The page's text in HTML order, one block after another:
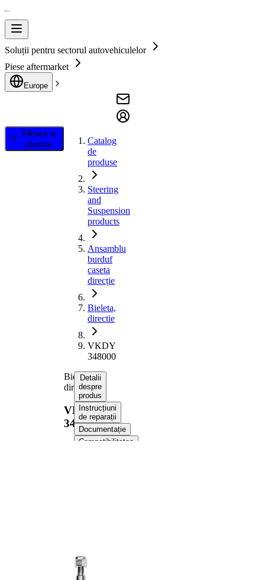
Soluții pentru sectorul autovehiculelor
Piese aftermarket
Europe
Filtrare și
căutare
Catalog
de
produse
Steering
and
Suspension
products
Ansamblu
burduf
caseta
direcție
Bieleta,
directie
VKDY
348000
Bieleta,
directie
VKDY
348000
Detalii
despre
produs
Instrucțiuni
de reparații
Documentație
Compatibilitatea
extins/Informatii
de extindere